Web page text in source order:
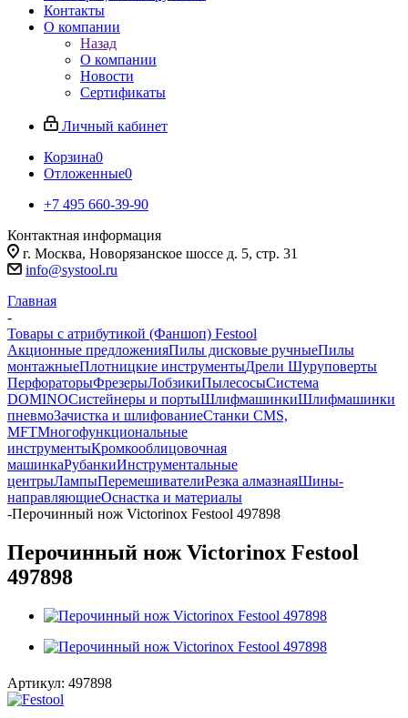
Контакты
О компании
Назад
О компании
Новости
Сертификаты
Личный кабинет
Корзина0
Отложенные0
+7 495 660-39-90
Контактная информация
г. Москва, Новорязанское шоссе д. 5, стр. 31
info@systool.ru
Главная
-
Товары с атрибутикой (Фаншоп) Festool
Акционные предложенияПилы дисковые ручныеПилы
монтажныеПлотницкие инструментыДрели Шуруповерты
ПерфораторыФрезерыЛобзикиПылесосыСистема
DOMINOСистейнеры и портыШлифмашинкиШлифмашинки
пневмоЗачистка и шлифованиеСтанки CMS,
MFTМногофункциональные
инструментыКромкооблицовочная
машинкаРубанкиИнструментальные
центрыЛампыПеремешивателиРезка алмазнаяШины-
направляющиеОснастка и материалы
-Перочинный нож Victorinox Festool 497898
Перочинный нож Victorinox Festool
497898
Артикул: 497898